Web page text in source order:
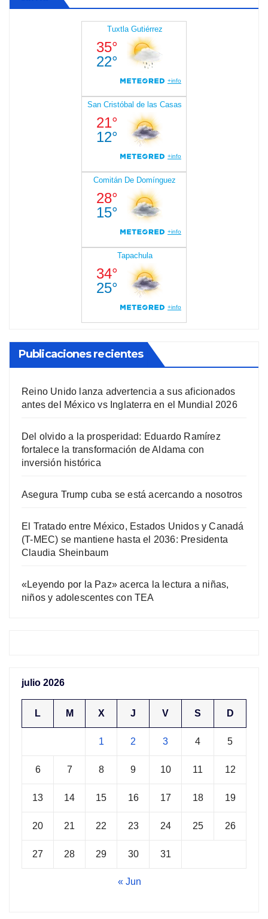
Publicaciones recientes
Reino Unido lanza advertencia a sus aficionados
antes del México vs Inglaterra en el Mundial 2026
Del olvido a la prosperidad: Eduardo Ramírez
fortalece la transformación de Aldama con
inversión histórica
Asegura Trump cuba se está acercando a nosotros
El Tratado entre México, Estados Unidos y Canadá
(T-MEC) se mantiene hasta el 2036: Presidenta
Claudia Sheinbaum
«Leyendo por la Paz» acerca la lectura a niñas,
niños y adolescentes con TEA
julio 2026
L M X J V S D
1 2 3 4 5
6 7 8 9 10 11 12
13 14 15 16 17 18 19
20 21 22 23 24 25 26
27 28 29 30 31
« Jun